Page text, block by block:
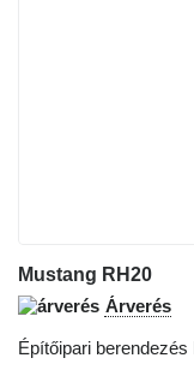
Mustang RH20
Árverés
Építőipari